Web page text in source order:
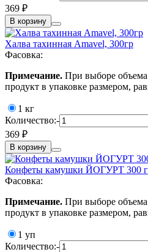
369 ₽
В корзину
Халва тахинная Amavel, 300гр
Фасовка:
Примечание. При выборе
продукт в упаковке размером,
1 кг
Количество:-
369 ₽
В корзину
Конфеты камушки ЙОГУРТ 300
Фасовка:
Примечание. При выборе
продукт в упаковке размером,
1 уп
Количество:-